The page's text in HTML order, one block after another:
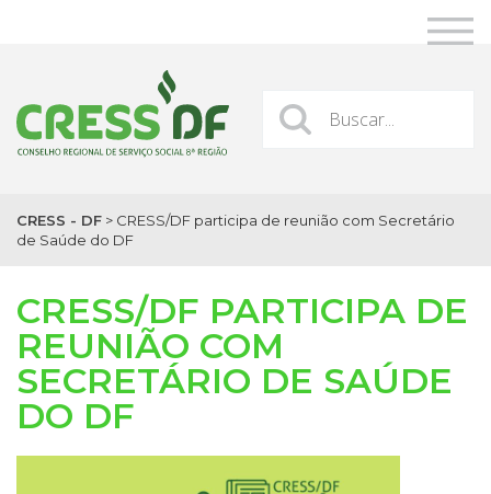
CRESS - DF > CRESS/DF participa de reunião com Secretário
de Saúde do DF
CRESS/DF PARTICIPA DE
REUNIÃO COM
SECRETÁRIO DE SAÚDE
DO DF